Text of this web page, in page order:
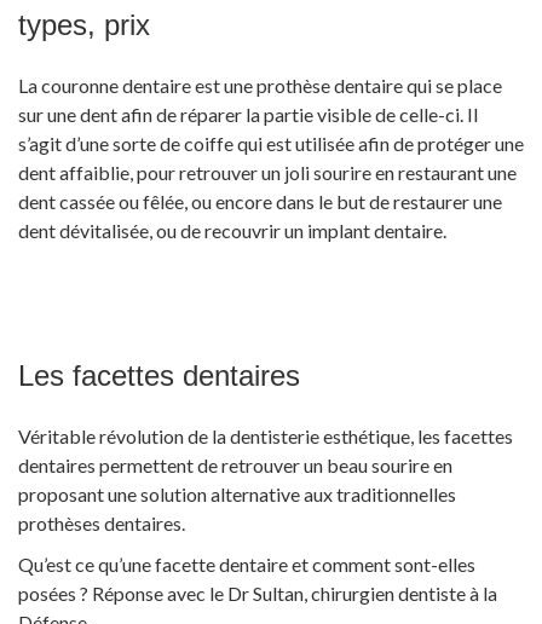
types, prix
La couronne dentaire est une prothèse dentaire qui se place
sur une dent afin de réparer la partie visible de celle-ci. Il
s’agit d’une sorte de coiffe qui est utilisée afin de protéger une
dent affaiblie, pour retrouver un joli sourire en restaurant une
dent cassée ou fêlée, ou encore dans le but de restaurer une
dent dévitalisée, ou de recouvrir un implant dentaire.
Les facettes dentaires
Véritable révolution de la dentisterie esthétique, les facettes
dentaires permettent de retrouver un beau sourire en
proposant une solution alternative aux traditionnelles
prothèses dentaires.
Qu’est ce qu’une facette dentaire et comment sont-elles
posées ? Réponse avec le Dr Sultan, chirurgien dentiste à la